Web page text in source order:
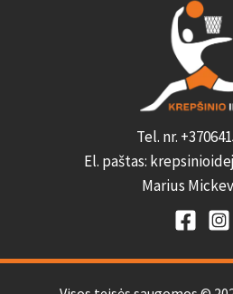
Tel. nr.
El. paštas:
Marius